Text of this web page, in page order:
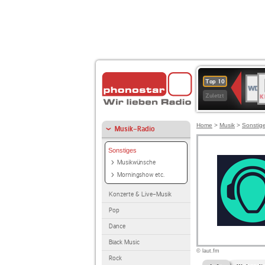
Top 10
Zuletzt
4
Musik-Radio
Sonstiges
Musikwünsche
Morningshow etc.
Konzerte & Live-Musik
Pop
Dance
Black Music
Rock
Home > Musik >
© laut.fm